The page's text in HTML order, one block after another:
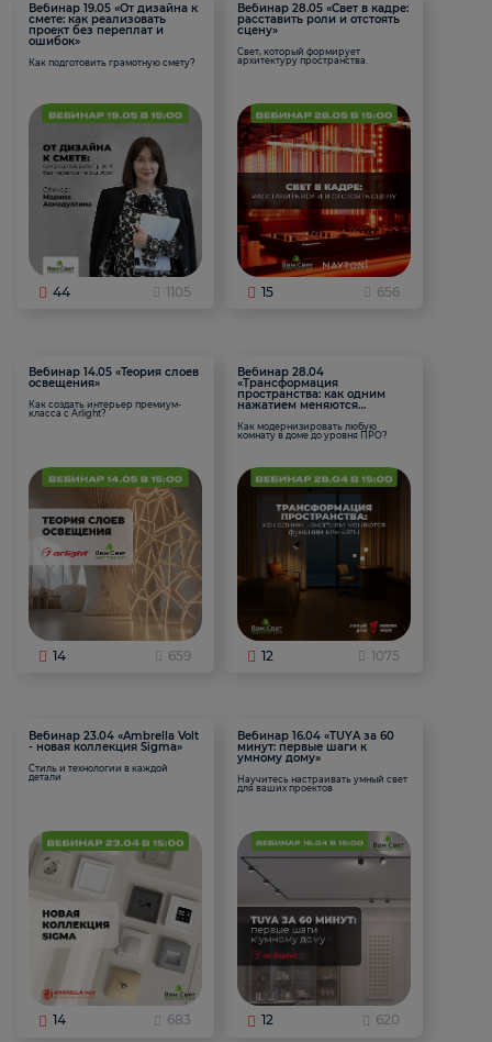
Вебинар 19.05 «От дизайна к
смете: как реализовать
проект без переплат и
ошибок»
Как подготовить грамотную смету?
44 1105
Вебинар 28.05 «Свет в кадре:
расставить роли и отстоять
сцену»
Свет, который формирует
архитектуру пространства.
15 656
Вебинар 14.05 «Теория слоев
освещения»
Как создать интерьер премиум-
класса с Arlight?
14 659
Вебинар 28.04
«Трансформация
пространства: как одним
нажатием меняются
Как модернизировать любую
комнату в доме до уровня ПРО?
12 1075
Вебинар 23.04 «Ambrella Volt
- новая коллекция Sigma»
Стиль и технологии в каждой
детали
14 683
Вебинар 16.04 «TUYA за 60
минут: первые шаги к
умному дому»
Научитесь настраивать умный свет
для ваших проектов
12 620